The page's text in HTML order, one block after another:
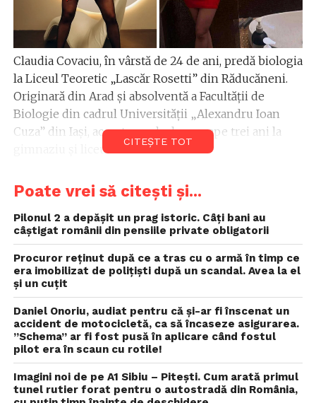
Claudia Covaciu, în vârstă de 24 de ani, predă biologia
la Liceul Teoretic „Lascăr Rosetti” din Răducăneni.
Originară din Arad și absolventă a Facultății de
Biologie din cadrul Universității „Alexandru Ioan
Cuza” din Iași, aceasta preda de aproape trei ani la
gimnaziu și liceu.
unității de învățământ, care ar fi distribuit imagini
indecente cu profesoara.
„Și-a dat demisia”, a declarat Livia Panțiru, director
adjunct al liceului, potrivit bzi.ro. În schimb,
directorul unității, Liliana Carp, a precizat că demisia
nu a fost confirmată:„Dacă se vor confirma zvonurile,
vom intra în comisia de etică și vom face toate
procedurile legale”, a spus Carp.
Inspectoratul Școlar Județean Iași a declarat că
tratează cazul cu seriozitate maximă, iar dacă
CITEȘTE TOT
Poate vrei să citești și...
Pilonul 2 a depășit un prag istoric. Câți bani au
câștigat românii din pensiile private obligatorii
Procuror reţinut după ce a tras cu o armă în timp ce
era imobilizat de poliţişti după un scandal. Avea la el
și un cuțit
Daniel Onoriu, audiat pentru că și-ar fi înscenat un
accident de motocicletă, ca să încaseze asigurarea.
”Schema” ar fi fost pusă în aplicare când fostul
pilot era în scaun cu rotile!
Imagini noi de pe A1 Sibiu – Pitești. Cum arată primul
tunel rutier forat pentru o autostradă din România,